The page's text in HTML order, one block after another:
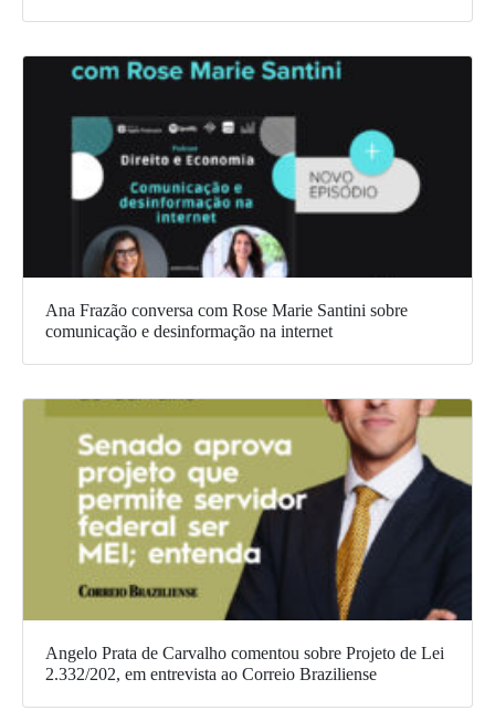
Ana Frazão conversa com Rose Marie Santini sobre
comunicação e desinformação na internet
Angelo Prata de Carvalho comentou sobre Projeto de Lei
2.332/202, em entrevista ao Correio Braziliense